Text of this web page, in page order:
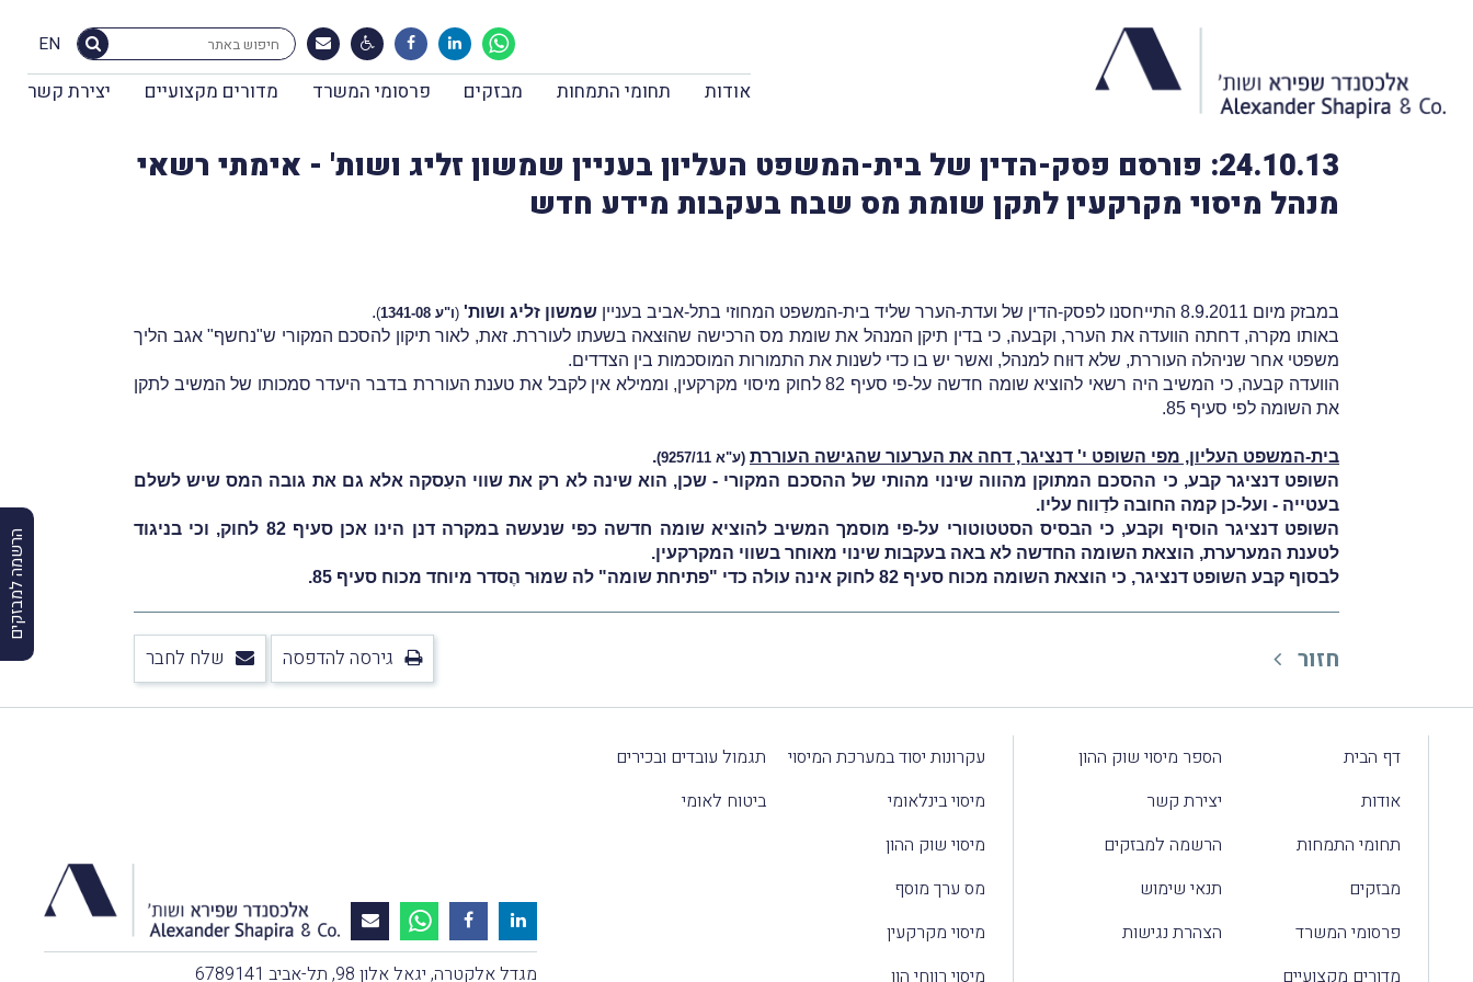
EN
אודות תחומי התמחות מבזקים פרסומי המשרד מדורים מקצועיים יצירת קשר
הרשמה למבזקים
24.10.13: פורסם פסק-הדין של בית-המשפט העליון בעניין שמשון זליג ושות' - אימתי רשאי
מנהל מיסוי מקרקעין לתקן שומת מס שבח בעקבות מידע חדש
במבזק מיום 8.9.2011 התייחסנו לפסק-הדין של ועדת-הערר שליד בית-המשפט המחוזי בתל-אביב בעניין שמשון זליג ושות' (ו"ע 1341-08 )
.
באותו מקרה, דחתה הוועדה את הערר, וקבעה, כי בדין תיקן המנהל את שומת מס הרכישה שהוּצאה בשעתו לעוררת. זאת, לאור תיקון להסכם המקורי ש"נחשף" אגב הליך
משפטי אחר שניהלה העוררת, שלא דוּוח למנהל, ואשר יש בו כדי לשנות את התמורות המוסכמות בין הצדדים.
הוועדה קבעה, כי המשיב היה רשאי להוציא שומה חדשה על-פי סעיף 82 לחוק מיסוי מקרקעין, וממילא אין לקבל את טענת העוררת בדבר היעדר סמכותו של המשיב לתקן
את השומה לפי סעיף 85.
בית-המשפט העליון, מפי השופט י' דנציגר, דחה את הערעור שהגישה העוררת (ע"א 9257/11 )
.
השופט דנציגר קבע, כי ההסכם המתוקן מהווה שינוי מהותי של ההסכם המקורי - שכן, הוא שינה לא רק את שווי העִסקה אלא גם את גובה המס שיש לשלם
בעטייה - ועל-כן קמה החובה לדַווח עליו.
השופט דנציגר הוסיף וקבע, כי הבסיס הסטטוטורי על-פי מוסמך המשיב להוציא שומה חדשה כפי שנעשה במקרה דנן הינו אכן סעיף 82 לחוק, וכי בניגוד
לטענת המערערת, הוצאת השומה החדשה לא באה בעקבות שינוי מאוחר בשווי המקרקעין.
לבסוף קבע השופט דנציגר, כי הוצאת השומה מכוח סעיף 82 לחוק אינה עולה כדי "פתיחת שומה" לה שמוּר הֶסדר מיוחד מכוח סעיף 85.
חזור גירסה להדפסה שלח לחבר
דף הבית
אודות
תחומי התמחות
מבזקים
פרסומי המשרד
מדורים מקצועיים
הספר מיסוי שוק ההון
יצירת קשר
הרשמה למבזקים
תנאי שימוש
הצהרת נגישות
עקרונות יסוד במערכת המיסוי
מיסוי בינלאומי
מיסוי שוק ההון
מס ערך מוסף
מיסוי מקרקעין
מיסוי רווחי הון
תגמול עובדים ובכירים
ביטוח לאומי
מגדל אלקטרה, יגאל אלון 98, תל-אביב 6789141